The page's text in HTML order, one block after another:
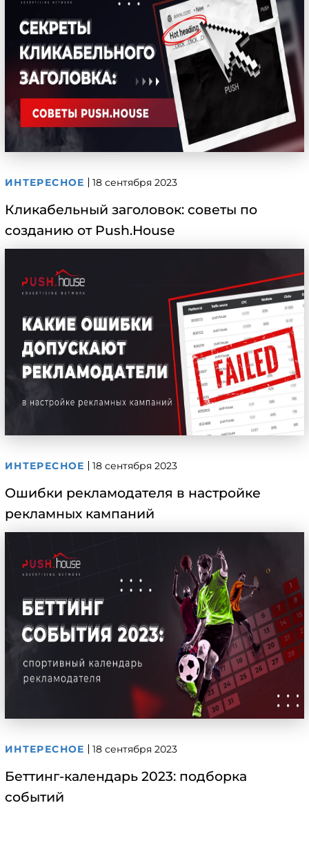
ИНТЕРЕСНОЕ 18 сентября 2023
Кликабельный заголовок: советы по
созданию от Push.House
ИНТЕРЕСНОЕ 18 сентября 2023
Ошибки рекламодателя в настройке
рекламных кампаний
ИНТЕРЕСНОЕ 18 сентября 2023
Беттинг-календарь 2023: подборка
событий